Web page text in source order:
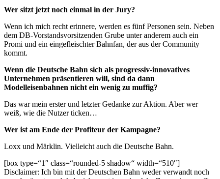
Wer sitzt jetzt noch einmal in der Jury?
Wenn ich mich recht erinnere, werden es fünf Personen sein. Neben
dem DB-Vorstandsvorsitzenden Grube unter anderem auch ein
Promi und ein eingefleischter Bahnfan, der aus der Community
kommt.
Wenn die Deutsche Bahn sich als progressiv-innovatives
Unternehmen präsentieren will, sind da dann
Modelleisenbahnen nicht ein wenig zu muffig?
Das war mein erster und letzter Gedanke zur Aktion. Aber wer
weiß, wie die Nutzer ticken…
Wer ist am Ende der Profiteur der Kampagne?
Loxx und Märklin. Vielleicht auch die Deutsche Bahn.
[box type=“1″ class=“rounded-5 shadow“ width=“510″]
Disclaimer: Ich bin mit der Deutschen Bahn weder verwandt noch